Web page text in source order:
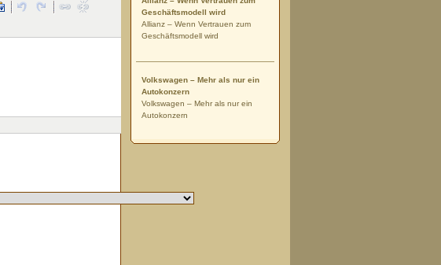
Geschäftsmodell wird
Allianz – Wenn Vertrauen zum
Geschäftsmodell wird
Volkswagen – Mehr als nur ein
Autokonzern
Volkswagen – Mehr als nur ein
Autokonzern